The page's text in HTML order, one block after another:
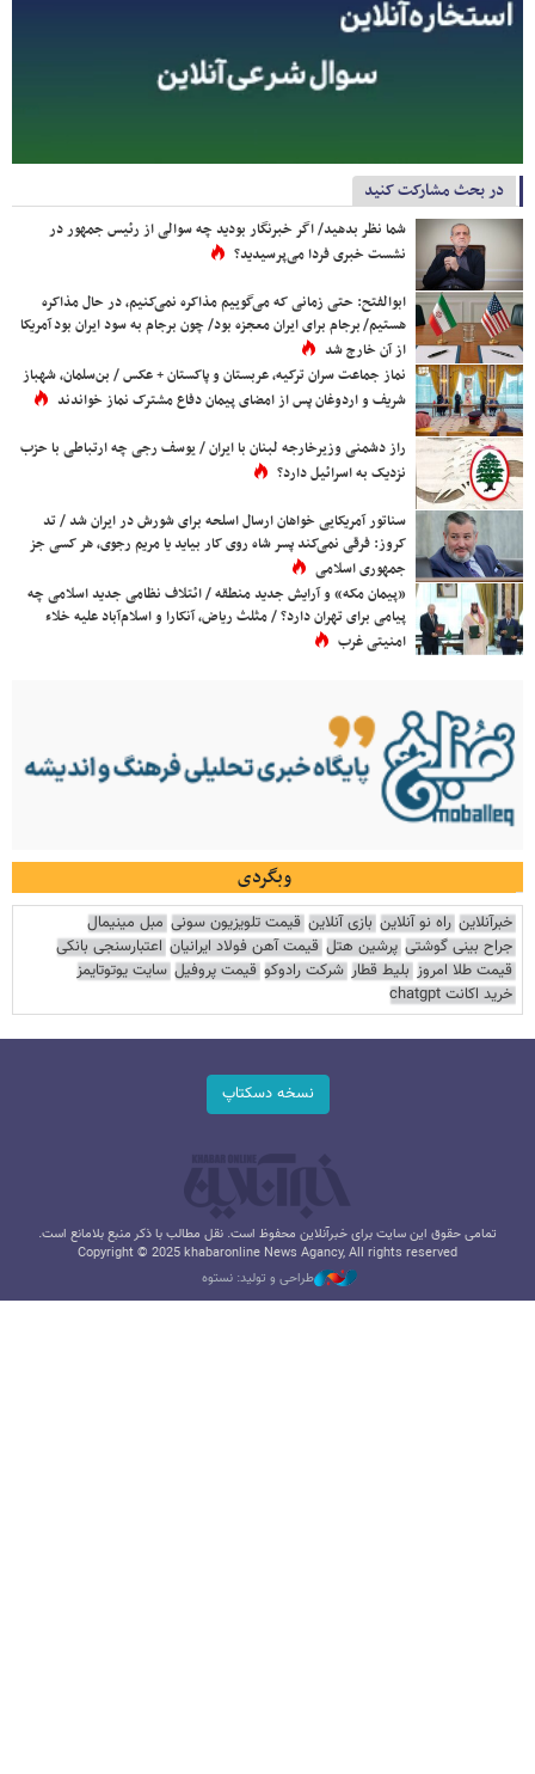
در بحث مشارکت کنید
شما نظر بدهید/ اگر خبرنگار بودید چه سوالی از رئیس جمهور در
نشست خبری فردا می‌پرسیدید؟
ابوالفتح: حتی زمانی که می‌گوییم مذاکره نمی‌کنیم، در حال مذاکره
هستیم/ برجام برای ایران معجزه بود/ چون برجام به سود ایران بود آمریکا
از آن خارج شد
نماز جماعت سران ترکیه، عربستان و پاکستان + عکس / بن‌سلمان، شهباز
شریف و اردوغان پس از امضای پیمان دفاع مشترک نماز خواندند
راز دشمنی وزیرخارجه لبنان با ایران / یوسف رجی چه ارتباطی با حزب
نزدیک به اسرائیل دارد؟
سناتور آمریکایی خواهان ارسال اسلحه برای شورش در ایران شد / تد
کروز: فرقی نمی‌کند پسر شاه روی کار بیاید یا مریم رجوی، هر کسی جز
جمهوری اسلامی
«پیمان مکه» و آرایش جدید منطقه / ائتلاف نظامی جدید اسلامی چه
پیامی برای تهران دارد؟ / مثلث ریاض، آنکارا و اسلام‌آباد علیه خلاء
امنیتی غرب
وبگردی
خبرآنلاین راه نو آنلاین بازی آنلاین قیمت تلویزیون سونی مبل مینیمال
جراح بینی گوشتی پرشین هتل قیمت آهن فولاد ایرانیان اعتبارسنجی بانکی
قیمت طلا امروز بلیط قطار شرکت رادوکو قیمت پروفیل سایت یوتوتایمز
خرید اکانت chatgpt
نسخه دسکتاپ
تمامی حقوق این سایت برای خبرآنلاین محفوظ است. نقل مطالب با ذکر منبع بلامانع است.
Copyright © 2025 khabaronline News Agancy, All rights reserved
طراحی و تولید: نستوه